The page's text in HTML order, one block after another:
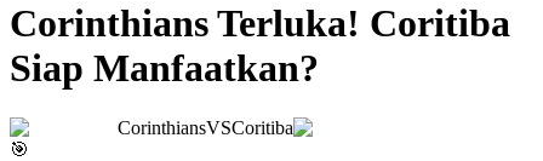
Corinthians Terluka! Coritiba
Siap Manfaatkan?
CorinthiansVSCoritiba
🎯